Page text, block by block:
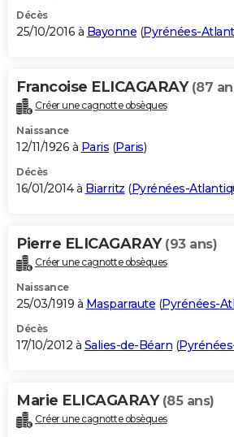
Décès
25/10/2016 à Bayonne (Pyrénées-
Francoise ELICAGARAY (87
Créer une cagnotte obsèques
Naissance
12/11/1926 à Paris (Paris)
Décès
16/01/2014 à Biarritz (Pyrénées-
Pierre ELICAGARAY (93 ans)
Créer une cagnotte obsèques
Naissance
25/03/1919 à Masparraute (Pyrénées-
Décès
17/10/2012 à Salies-de-Béarn (
Marie ELICAGARAY (85 ans)
Créer une cagnotte obsèques